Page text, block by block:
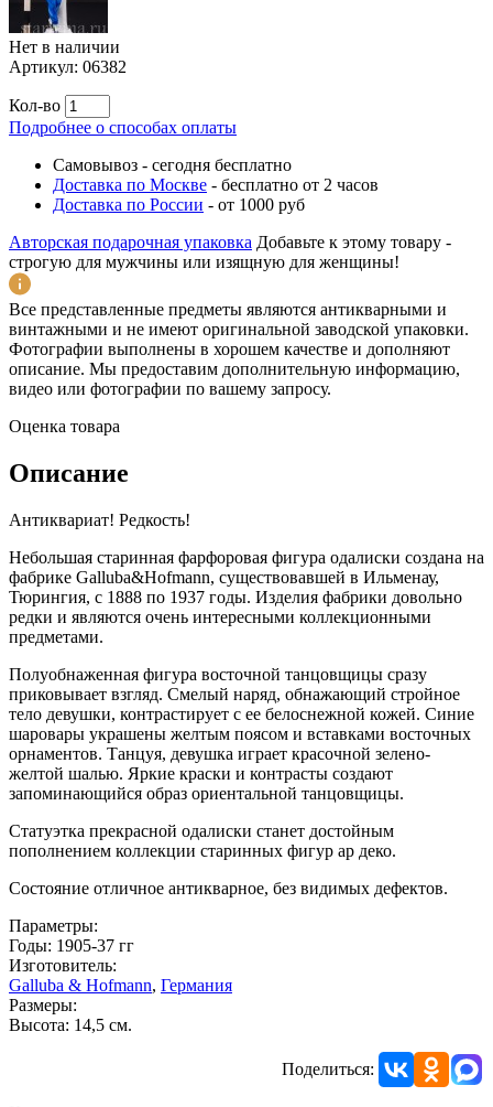
Нет в наличии
Артикул: 06382
Кол-во
Подробнее о способах оплаты
Самовывоз - сегодня бесплатно
Доставка по Москве - бесплатно от 2 часов
Доставка по России - от 1000 руб
Авторская подарочная упаковка Добавьте к этому товару -
строгую для мужчины или изящную для женщины!
Все представленные предметы являются антикварными и
винтажными и не имеют оригинальной заводской упаковки.
Фотографии выполнены в хорошем качестве и дополняют
описание. Мы предоставим дополнительную информацию,
видео или фотографии по вашему запросу.
Оценка товара
Описание
Антиквариат! Редкость!
Небольшая старинная фарфоровая фигура одалиски создана на
фабрике Galluba&Hofmann, существовавшей в Ильменау,
Тюрингия, с 1888 по 1937 годы. Изделия фабрики довольно
редки и являются очень интересными коллекционными
предметами.
Полуобнаженная фигура восточной танцовщицы сразу
приковывает взгляд. Смелый наряд, обнажающий стройное
тело девушки, контрастирует с ее белоснежной кожей. Синие
шаровары украшены желтым поясом и вставками восточных
орнаментов. Танцуя, девушка играет красочной зелено-
желтой шалью. Яркие краски и контрасты создают
запоминающийся образ ориентальной танцовщицы.
Статуэтка прекрасной одалиски станет достойным
пополнением коллекции старинных фигур ар деко.
Состояние отличное антикварное, без видимых дефектов.
Параметры:
Годы: 1905-37 гг
Изготовитель:
Galluba & Hofmann, Германия
Размеры:
Высота: 14,5 см.
Поделиться: